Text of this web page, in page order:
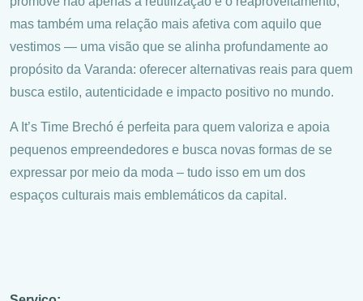
mas também uma relação mais afetiva com aquilo que
vestimos — uma visão que se alinha profundamente ao
propósito da Varanda: oferecer alternativas reais para quem
busca estilo, autenticidade e impacto positivo no mundo.
A It’s Time Brechó é perfeita para quem valoriza e apoia
pequenos empreendedores e busca novas formas de se
expressar por meio da moda – tudo isso em um dos
espaços culturais mais emblemáticos da capital.